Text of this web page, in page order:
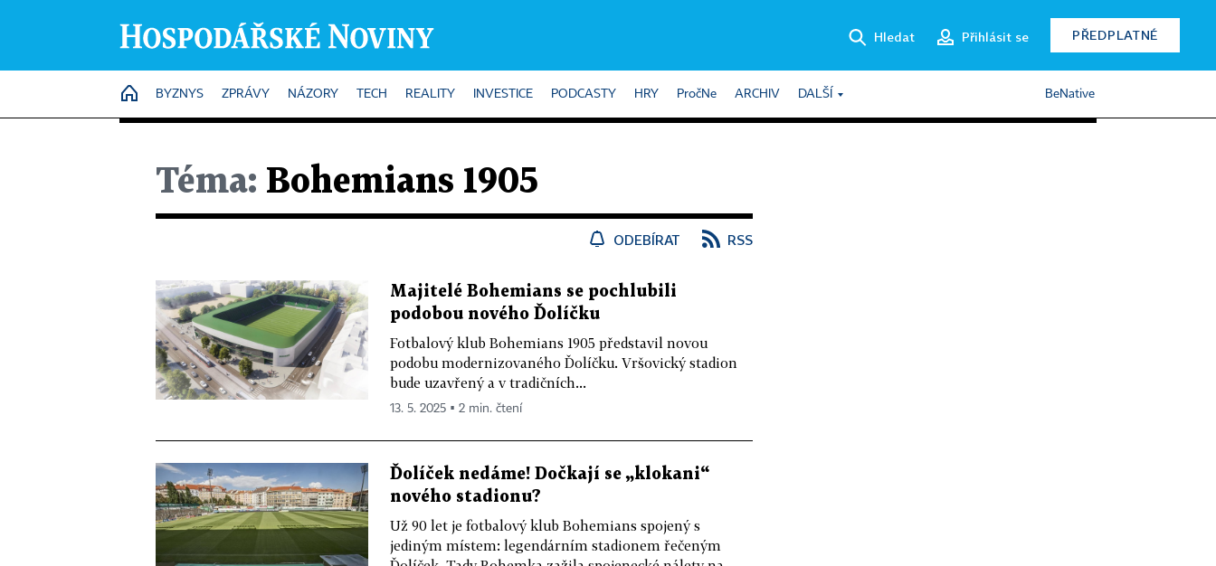
Hledat Přihlásit se PŘEDPLATNÉ
HOME
BYZNYS ZPRÁVY NÁZORY TECH REALITY INVESTICE PODCASTY HRY PročNe ARCHIV DALŠÍ BeNative
Téma: Bohemians 1905
ODEBÍRAT RSS
Majitelé Bohemians se pochlubili
podobou nového Ďolíčku
Fotbalový klub Bohemians 1905 představil novou
podobu modernizovaného Ďolíčku. Vršovický stadion
bude uzavřený a v tradičních...
13. 5. 2025 ▪ 2 min. čtení
Ďolíček nedáme! Dočkají se „klokani“
nového stadionu?
Už 90 let je fotbalový klub Bohemians spojený s
jediným místem: legendárním stadionem řečeným